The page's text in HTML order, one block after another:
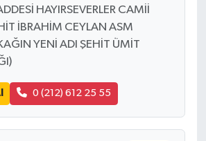
HAYIRSEVERLER CAMİİ
İBRAHİM CEYLAN ASM
YENİ ADI ŞEHİT ÜMİT
0 (212) 612 25 55